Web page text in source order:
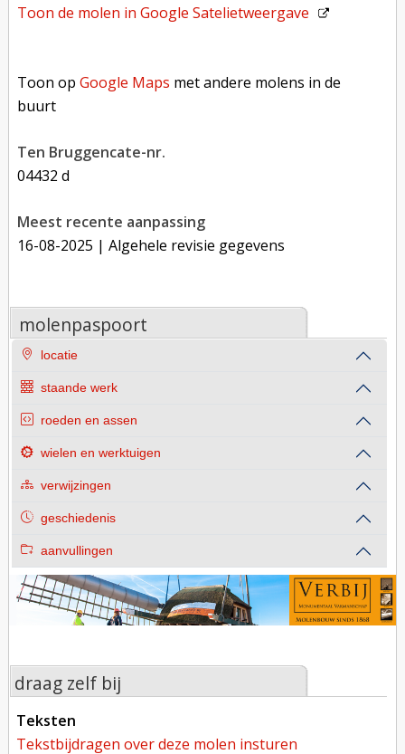
Toon de molen inGoogle Satelietweergave
Toon opGoogle Maps met andere molens in de
buurt
Ten Bruggencate-nr.
04432 d
Meest recente aanpassing
16-08-2025 | Algehele revisie gegevens
molenpaspoort
locatie
staande werk
roeden en assen
wielen en werktuigen
verwijzingen
geschiedenis
aanvullingen
draag zelf bij
teksten
tekstbijdragen over deze molen insturen